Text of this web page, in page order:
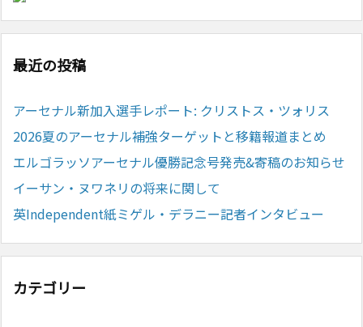
最近の投稿
アーセナル新加入選手レポート: クリストス・ツォリス
2026夏のアーセナル補強ターゲットと移籍報道まとめ
エルゴラッソアーセナル優勝記念号発売&寄稿のお知らせ
イーサン・ヌワネリの将来に関して
英Independent紙ミゲル・デラニー記者インタビュー
カテゴリー